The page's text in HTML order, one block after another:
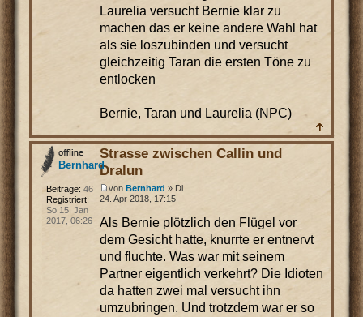
Laurelia versucht Bernie klar zu
machen das er keine andere Wahl hat
als sie loszubinden und versucht
gleichzeitig Taran die ersten Töne zu
entlocken
Bernie, Taran und Laurelia (NPC)
Strasse zwischen Callin und
Dralun
von Bernhard » Di
24. Apr 2018, 17:15
Als Bernie plötzlich den Flügel vor
dem Gesicht hatte, knurrte er entnervt
und fluchte. Was war mit seinem
Partner eigentlich verkehrt? Die Idioten
da hatten zwei mal versucht ihn
umzubringen. Und trotzdem war er so
Bernhard
Beiträge: 46
Registriert:
So 15. Jan
2017, 06:26